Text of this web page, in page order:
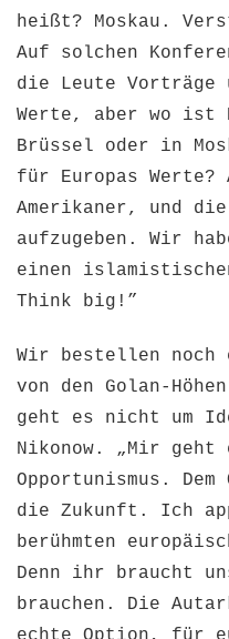
heißt? Moskau.
Auf solchen
die Leute Vorträge
Werte, aber wo ist
Brüssel oder in
für Europas
Amerikaner, und
aufzugeben. Wir
einen
Think big!”
Wir bestellen noch
von den Golan-
geht es nicht um
Nikonow. „Mir geht
Opportunismus.
die Zukunft. Ich
berühmten
Denn ihr braucht
brauchen. Die